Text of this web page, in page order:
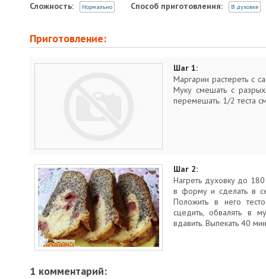
Сложность:
Нормально Способ приготовления: В духовке
Приготовление:
Шаг 1:
Маргарин растереть с
Муку смешать с
перемешать. 1/2 теста
Шаг 2:
Нагреть духовку до 180
в форму и сделать в
Положить в него
сцедить, обвалять в
вдавить. Выпекать 40
1 комментарий: